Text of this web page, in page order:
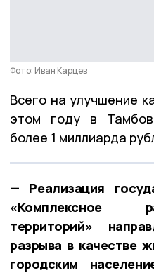
Фото: Иван Карцев
Всего на улучшение
этом году в
более 1 миллиарда
— Реализация
«Комплексное
территорий»
разрыва в качестве
городским